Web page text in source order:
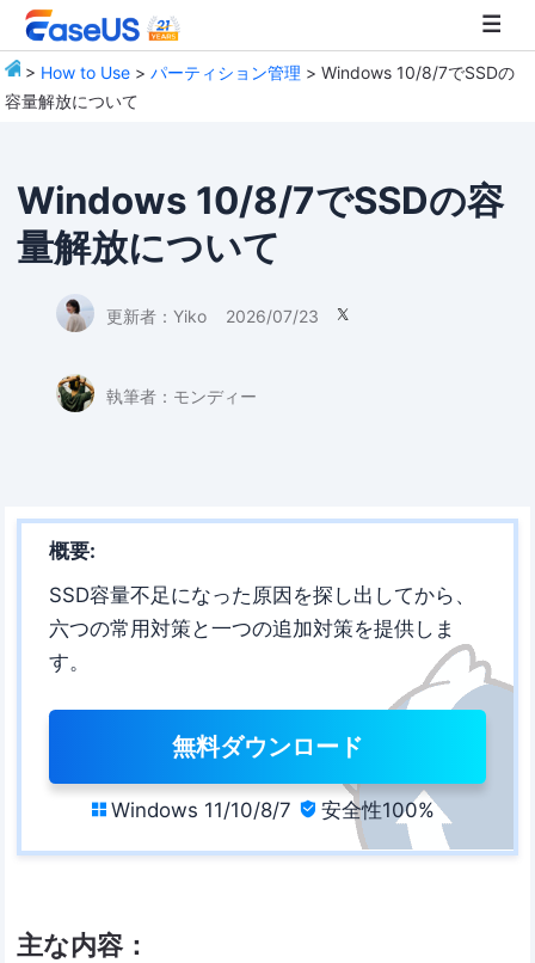
> How to Use >パーティション管理 > Windows 10/8/7でSSDの
容量解放について
Windows 10/8/7でSSDの容
量解放について
更新者： Yiko 2026/07/23 
執筆者： モンディー
概要:
SSD容量不足になった原因を探し出してから、
六つの常用対策と一つの追加対策を提供しま
す。
無料ダウンロード
 Windows 11/10/8/7  安全性100%
主な内容：